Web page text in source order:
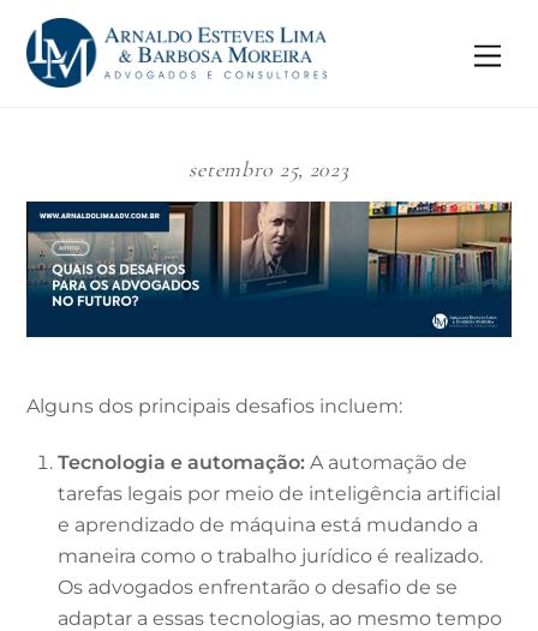
content
setembro 25, 2023
Alguns dos principais desafios incluem:
Tecnologia e automação: A automação de
tarefas legais por meio de inteligência artificial
e aprendizado de máquina está mudando a
maneira como o trabalho jurídico é realizado.
Os advogados enfrentarão o desafio de se
adaptar a essas tecnologias, ao mesmo tempo